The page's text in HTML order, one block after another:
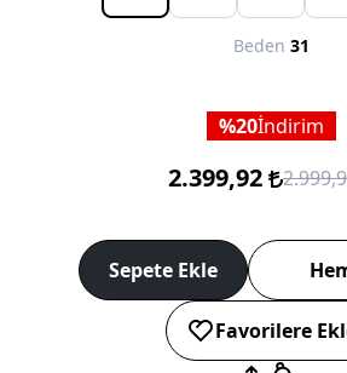
Beden 31
20İndirim
2.399,92
Sepete Ekle
Favorilere